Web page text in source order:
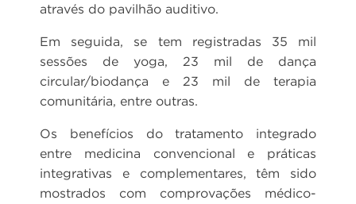
através do pavilhão auditivo.
Em seguida, se tem registradas 35 mil
sessões de yoga, 23 mil de dança
circular/biodança e 23 mil de terapia
comunitária, entre outras.
Os benefícios do tratamento integrado
entre medicina convencional e práticas
integrativas e complementares, têm sido
mostrados com comprovações médico-